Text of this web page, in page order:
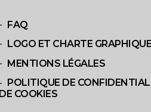
FAQ
LOGO ET CHARTE GRAPHIQUE
MENTIONS LÉGALES
POLITIQUE DE
DE COOKIES